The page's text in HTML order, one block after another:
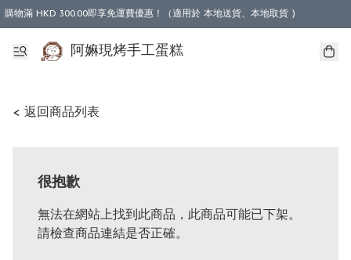
購物滿 HKD 300.00即享免運費優惠！（適用於 本地送貨、本地取貨 )
阿嫲現烤手工蛋糕
< 返回商品列表
很抱歉
無法在網站上找到此商品，此商品可能已下架。
請檢查商品連結是否正確。